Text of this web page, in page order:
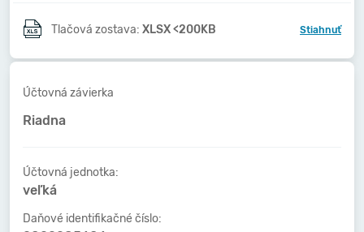
Tlačová zostava: XLSX <200KB Stiahnuť
Účtovná závierka
Riadna
Účtovná jednotka:
veľká
Daňové identifikačné číslo: